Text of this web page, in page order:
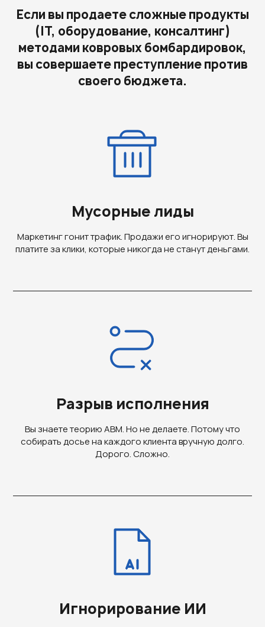
Если вы продаете сложные продукты
(IT, оборудование, консалтинг)
методами ковровых бомбардировок,
вы совершаете преступление против
своего бюджета.
Мусорные лиды
Маркетинг гонит трафик. Продажи его игнорируют. Вы
платите за клики, которые никогда не станут деньгами.
Разрыв исполнения
Вы знаете теорию ABM. Но не делаете. Потому что
собирать досье на каждого клиента вручную долго.
Дорого. Сложно.
Игнорирование ИИ